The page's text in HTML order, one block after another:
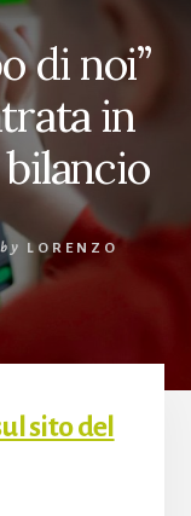
di noi”
in
by
LORENZO
sito del